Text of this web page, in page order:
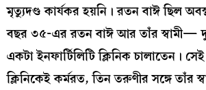
মৃত্যুদণ্ড কার্যকর হয়নি। রতন বাঈ ছিল
বছর ৩৫-এর রতন বাঈ আর তাঁর স্বামী—
একটা ইনফার্টিলিটি ক্লিনিক চালাতেন। সেই
ক্লিনিকেই কর্মরত, তিন তরুণীর সঙ্গে তাঁর